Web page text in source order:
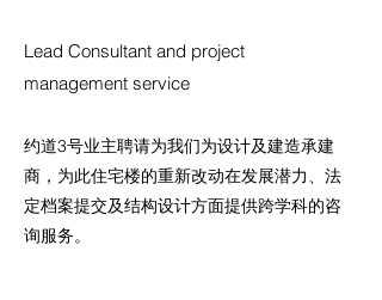
Lead Consultant and project
management service
约道3号业主聘请为我们为设计及建造承建
商，为此住宅楼的重新改动在发展潜力、法
定档案提交及结构设计方面提供跨学科的咨
询服务。